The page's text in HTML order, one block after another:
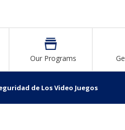
Our Programs
de Los Video Juegos